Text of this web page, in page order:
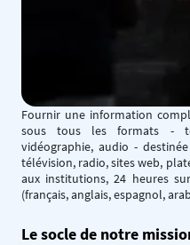
Fournir une information
sous tous les formats -
vidéographie, audio -
télévision, radio, sites web,
aux institutions, 24 heures
(français, anglais, espagnol,
Le socle de notre